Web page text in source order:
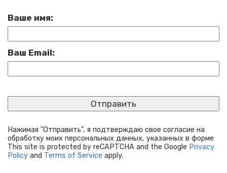
Ваше имя:
Ваш Email:
Нажимая "Отправить", я подтверждаю свое согласие на
обработку моих персональных данных, указанных в форме
This site is protected by reCAPTCHA and the Google Privacy
Policy and Terms of Service apply.